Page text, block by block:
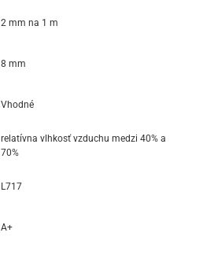
2 mm na 1 m
8 mm
Vhodné
relatívna vlhkosť vzduchu medzi 40% a
70%
L717
A+